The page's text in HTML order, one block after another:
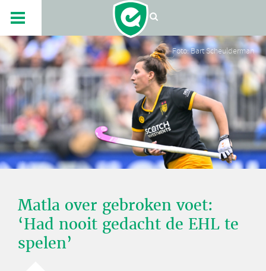
Foto: Bart Scheulderman
Matla over gebroken voet:
‘Had nooit gedacht de EHL te
spelen’